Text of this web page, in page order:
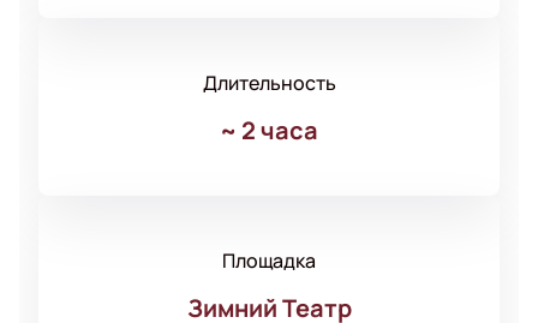
Длительность
~ 2 часа
Площадка
Зимний Театр